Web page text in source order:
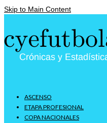
Skip to Main Content
ASCENSO
ETAPA PROFESIONAL
COPA NACIONALES